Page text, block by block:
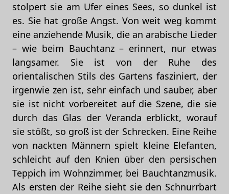
stolpert sie am Ufer eines Sees, so dunkel ist
es. Sie hat große Angst. Von weit weg kommt
eine anziehende Musik, die an arabische Lieder
– wie beim Bauchtanz – erinnert, nur etwas
langsamer. Sie ist von der Ruhe des
orientalischen Stils des Gartens fasziniert, der
irgenwie zen ist, sehr einfach und sauber, aber
sie ist nicht vorbereitet auf die Szene, die sie
durch das Glas der Veranda erblickt, worauf
sie stößt, so groß ist der Schrecken. Eine Reihe
von nackten Männern spielt kleine Elefanten,
schleicht auf den Knien über den persischen
Teppich im Wohnzimmer, bei Bauchtanzmusik.
Als ersten der Reihe sieht sie den Schnurrbart